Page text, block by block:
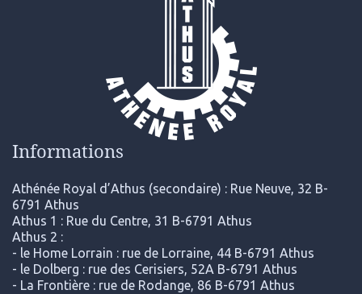
Informations
Athénée Royal d’Athus (secondaire) : Rue Neuve, 32 B-
6791 Athus
Athus 1 : Rue du Centre, 31 B-6791 Athus
Athus 2 :
- le Home Lorrain : rue de Lorraine, 44 B-6791 Athus
- le Dolberg : rue des Cerisiers, 52A B-6791 Athus
- La Frontière : rue de Rodange, 86 B-6791 Athus